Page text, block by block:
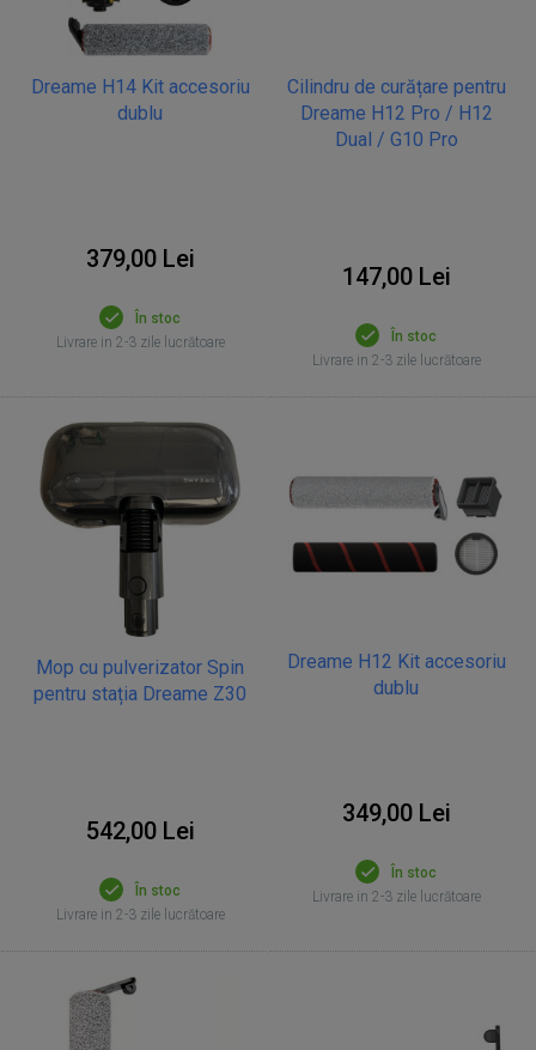
Dreame H14 Kit accesoriu
dublu
379,00 Lei
În stoc
Livrare in 2-3 zile lucrătoare
Cilindru de curățare pentru
Dreame H12 Pro / H12
Dual / G10 Pro
147,00 Lei
În stoc
Livrare in 2-3 zile lucrătoare
Mop cu pulverizator Spin
pentru stația Dreame Z30
542,00 Lei
În stoc
Livrare in 2-3 zile lucrătoare
Dreame H12 Kit accesoriu
dublu
349,00 Lei
În stoc
Livrare in 2-3 zile lucrătoare